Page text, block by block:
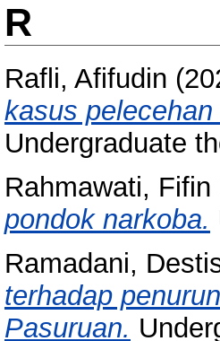
R
Rafli, Afifudin
kasus
Undergraduate
Rahmawati, Fifin
pondok narkoba.
Ramadani,
terhadap
Pasuruan.